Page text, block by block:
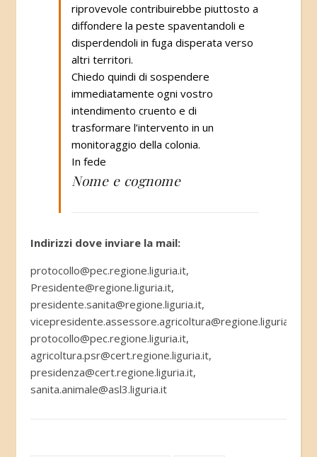
riprovevole contribuirebbe piuttosto a
diffondere la peste spaventandoli e
disperdendoli in fuga disperata verso
altri territori.
Chiedo quindi di sospendere
immediatamente ogni vostro
intendimento cruento e di
trasformare l’intervento in un
monitoraggio della colonia.
In fede
Nome e cognome
Indirizzi dove inviare la mail:
protocollo@pec.regione.liguria.it,
Presidente@regione.liguria.it,
presidente.sanita@regione.liguria.it,
vicepresidente.assessore.agricoltura@regione.liguria.it,
protocollo@pec.regione.liguria.it,
agricoltura.psr@cert.regione.liguria.it,
presidenza@cert.regione.liguria.it,
sanita.animale@asl3.liguria.it